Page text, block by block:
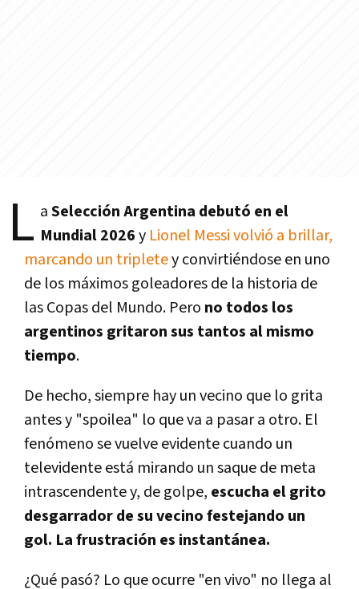
L aSelección Argentina debutó en el
Mundial 2026y Lionel Messi volvió a brillar,
marcando un tripletey convirtiéndose en uno
de los máximos goleadores de la historia de
las Copas del Mundo. Pero no todos los
argentinos gritaron sus tantos al mismo
tiempo.
De hecho, siempre hay un vecino que lo grita
antes y "spoilea" lo que va a pasar a otro. El
fenómeno se vuelve evidente cuando un
televidente está mirando un saque de meta
intrascendente y, de golpe, escucha el grito
desgarrador de su vecino festejando un
gol. La frustración es instantánea.
¿Qué pasó? Lo que ocurre "en vivo" no llega al